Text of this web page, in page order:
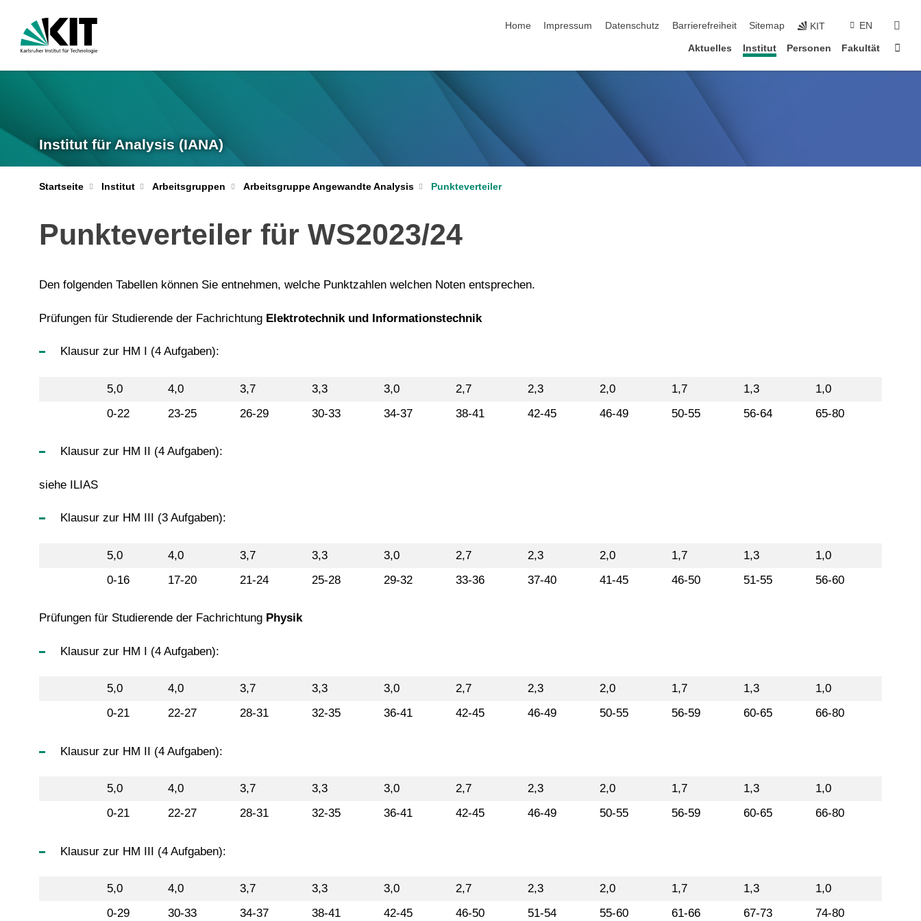
Home
Impressum Datenschutz Barrierefreiheit Sitemap KIT EN
Aktuelles Institut Personen Fakultät
Institut für Analysis (IANA)
Startseite Institut Arbeitsgruppen Arbeitsgruppe Angewandte Analysis Punkteverteiler
Punkteverteiler für WS2023/24
Den folgenden Tabellen können Sie entnehmen, welche Punktzahlen welchen Noten entsprechen.
Prüfungen für Studierende der Fachrichtung Elektrotechnik und Informationstechnik
Klausur zur HM I (4 Aufgaben):
5,0 4,0 3,7 3,3 3,0 2,7 2,3 2,0 1,7 1,3
1,0
0-22
23-25 26-29 30-33 34-37 38-41 42-45 46-49 50-55 56-64 65-80
Klausur zur HM II (4 Aufgaben):
siehe ILIAS
Klausur zur HM III (3 Aufgaben):
5,0 4,0 3,7 3,3 3,0 2,7 2,3 2,0 1,7 1,3
1,0
0-16
17-20 21-24 25-28 29-32 33-36 37-40 41-45 46-50 51-55 56-60
Prüfungen für Studierende der Fachrichtung Physik
Klausur zur HM I (4 Aufgaben):
5,0 4,0 3,7 3,3 3,0 2,7 2,3 2,0 1,7 1,3
1,0
0-21
22-27 28-31 32-35 36-41 42-45 46-49 50-55 56-59 60-65 66-80
Klausur zur HM II (4 Aufgaben):
5,0 4,0 3,7 3,3 3,0 2,7 2,3 2,0 1,7 1,3
1,0
0-21
22-27 28-31 32-35 36-41 42-45 46-49 50-55 56-59 60-65 66-80
Klausur zur HM III (4 Aufgaben):
5,0 4,0 3,7 3,3 3,0 2,7 2,3 2,0 1,7 1,3
1,0
0-29
30-33 34-37 38-41 42-45 46-50 51-54 55-60 61-66 67-73 74-80